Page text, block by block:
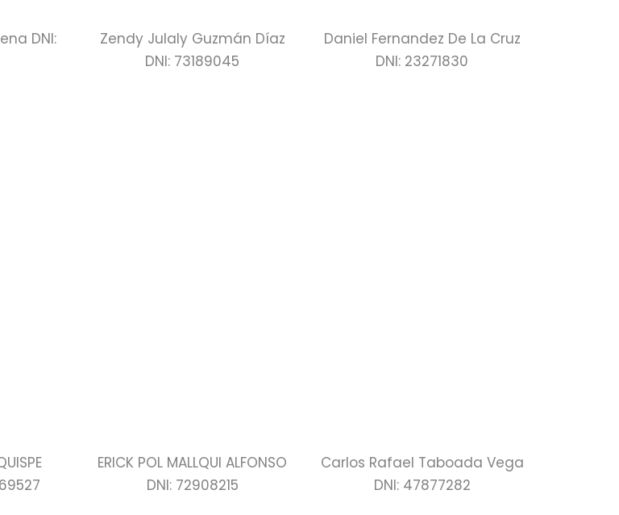
DNI:
Zendy Julaly Guzmán Díaz
DNI: 73189045
Daniel Fernandez De La Cruz
DNI: 23271830
ERICK POL MALLQUI ALFONSO
DNI: 72908215
Carlos Rafael Taboada Vega
DNI: 47877282